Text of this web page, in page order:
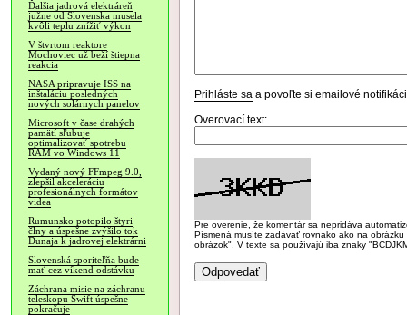
Ďalšia jadrová elektráreň
južne od Slovenska musela
kvôli teplu znížiť výkon
V štvrtom reaktore
Mochoviec už beží štiepna
reakcia
NASA pripravuje ISS na
inštaláciu posledných
nových solárnych panelov
Microsoft v čase drahých
pamätí sľubuje
optimalizovať spotrebu
RAM vo Windows 11
Vydaný nový FFmpeg 9.0,
zlepšil akceleráciu
profesionálnych formátov
videa
Rumunsko potopilo štyri
člny a úspešne zvýšilo tok
Dunaja k jadrovej elektrárni
Slovenská sporiteľňa bude
mať cez víkend odstávku
Záchrana misie na záchranu
teleskopu Swift úspešne
pokračuje
Prihláste sa a povoľte si emailové
Overovací text:
Pre overenie, že komentár sa nepridáva
Písmená musíte zadávať rovnako ako na
obrázok". V texte sa používajú iba znaky